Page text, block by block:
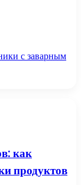
с заварным
как
продуктов